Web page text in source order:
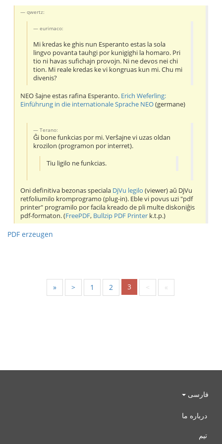
qwertz:
eurimaco:
Mi kredas ke ghis nun Esperanto estas la sola
lingvo povanta tauhgi por kunigighi la homaro. Pri
tio ni havas sufichajn provojn. Ni ne devos nei chi
tion. Mi reale kredas ke vi kongruas kun mi. Chu mi
divenis?
NEO ŝajne estas rafina Esperanto. Erich Weferling:
Einführung in die internationale Sprache NEO(germane)
Terano:
Ĝi bone funkcias por mi. Verŝajne vi uzas oldan
krozilon (programon por interret).
Tiu ligilo ne funkcias.
Oni definitiva bezonas speciala DjVu legilo (viewer) aŭ DjVu
retfoliumilo kromprogramo (plug-in). Eble vi povus uzi "pdf
printer" programilo por facila kreado de pli multe diskoniĝis
pdf-formaton. (FreePDF, Bullzip PDF Printer k.t.p.)
PDF erzeugen
« < 1 2 3 > »
فارسی
درباره ما
تیم